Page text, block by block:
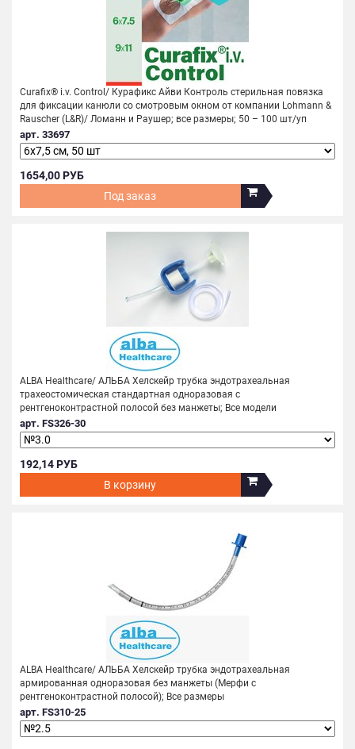
Curafix® i.v. Control/ Курафикс Айви Контроль стерильная повязка
для фиксации канюли со смотровым окном от компании Lohmann &
Rauscher (L&R)/ Ломанн и Раушер; все размеры; 50 – 100 шт/уп
арт. 33697
1654,00 РУБ
Под заказ
ALBA Healthcare/ АЛЬБА Хелскейр трубка эндотрахеальная
трахеостомическая стандартная одноразовая c
рентгеноконтрастной полосой без манжеты; Все модели
арт. FS326-30
192,14 РУБ
В корзину
ALBA Healthcare/ АЛЬБА Хелскейр трубка эндотрахеальная
армированная одноразовая без манжеты (Мерфи с
рентгеноконтрастной полосой); Все размеры
арт. FS310-25